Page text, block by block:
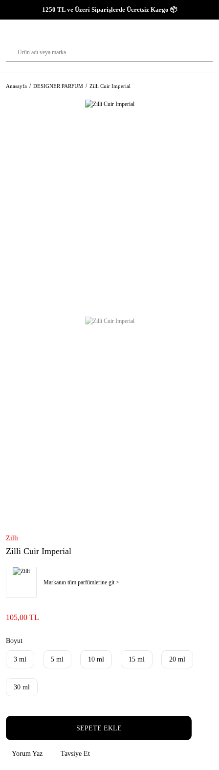
1250 TL ve Üzeri Siparişlerde Ücretsiz Kargo 📦
Anasayfa DESIGNER PARFUM Zilli Cuir Imperial
Zilli
Zilli Cuir Imperial
Markanın tüm parfümlerine git >
105,00 TL
Boyut
3 ml 5 ml 10 ml 15 ml 20 ml
30 ml
SEPETE EKLE
Yorum Yaz Tavsiye Et